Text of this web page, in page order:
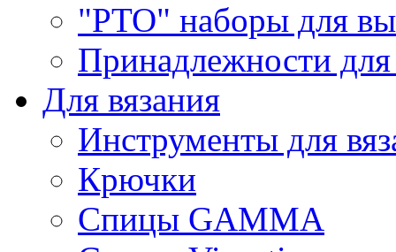
"РТО" наборы для
Принадлежности
Для вязания
Инструменты для
Крючки
Спицы GAMMA